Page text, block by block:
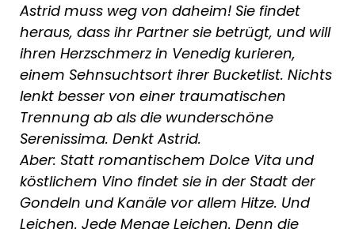
Astrid muss weg von daheim! Sie findet
heraus, dass ihr Partner sie betrügt, und will
ihren Herzschmerz in Venedig kurieren,
einem Sehnsuchtsort ihrer Bucketlist. Nichts
lenkt besser von einer traumatischen
Trennung ab als die wunderschöne
Serenissima. Denkt Astrid.
Aber: Statt romantischem Dolce Vita und
köstlichem Vino findet sie in der Stadt der
Gondeln und Kanäle vor allem Hitze. Und
Leichen. Jede Menge Leichen. Denn die